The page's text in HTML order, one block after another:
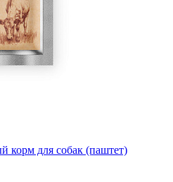
корм для собак (паштет)